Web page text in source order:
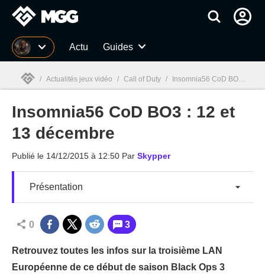
MGG Actu Guides
MGG
/ Actualités jeux vidéo / Call of Duty / Insomnia56 CoD BO3 : 12 et 13 décembre
Insomnia56 CoD BO3 : 12 et
13 décembre
Publié le 14/12/2015 à 12:50 Par Skypper
Présentation
0 3
Retrouvez toutes les infos sur la troisième LAN
Européenne de ce début de saison Black Ops 3